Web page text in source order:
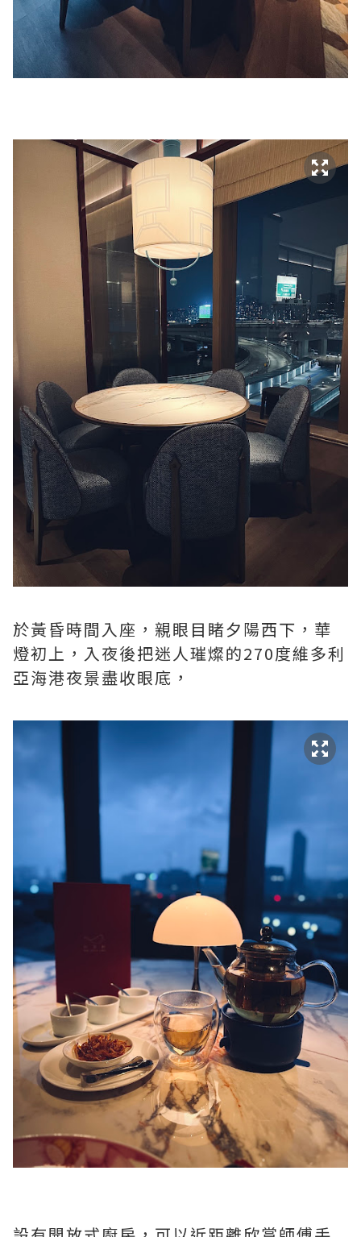
於黃昏時間入座，親眼目睹夕陽西下，華
燈初上，入夜後把迷人璀燦的270度維多利
亞海港夜景盡收眼底，